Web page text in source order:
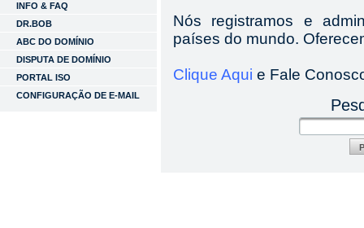
INFO & FAQ
DR.BOB
ABC DO DOMÍNIO
DISPUTA DE DOMÍNIO
PORTAL ISO
CONFIGURAÇÃO DE E-MAIL
Nós registramos e
países do mundo.
Clique Aqui e Fale